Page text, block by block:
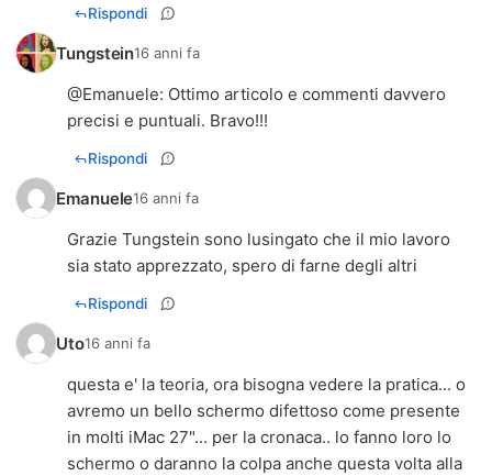
Rispondi
Tungstein16 anni fa
@Emanuele: Ottimo articolo e commenti davvero
precisi e puntuali. Bravo!!!
Rispondi
Emanuele16 anni fa
Grazie Tungstein sono lusingato che il mio lavoro
sia stato apprezzato, spero di farne degli altri
Rispondi
Uto16 anni fa
questa e' la teoria, ora bisogna vedere la pratica... o
avremo un bello schermo difettoso come presente
in molti iMac 27"... per la cronaca.. lo fanno loro lo
schermo o daranno la colpa anche questa volta alla